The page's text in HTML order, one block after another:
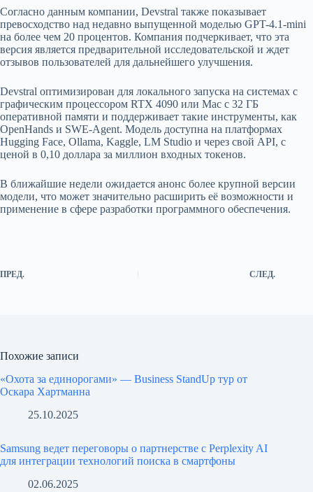
Согласно данным компании, Devstral также показывает
превосходство над недавно выпущенной моделью GPT-4.1-mini
на более чем 20 процентов. Компания подчеркивает, что эта
версия является предварительной исследовательской и ждет
отзывов пользователей для дальнейшего улучшения.
Devstral оптимизирован для локального запуска на системах с
графическим процессором RTX 4090 или Mac с 32 ГБ
оперативной памяти и поддерживает такие инструменты, как
OpenHands и SWE-Agent. Модель доступна на платформах
Hugging Face, Ollama, Kaggle, LM Studio и через свой API, с
ценой в 0,10 доллара за миллион входных токенов.
В ближайшие недели ожидается анонс более крупной версии
модели, что может значительно расширить её возможности и
применение в сфере разработки программного обеспечения.
ПРЕД. СЛЕД.
Похожие записи
«Охота за единорогами» — Business StandUp тур от
Оскара Хартманна
25.10.2025
Samsung ведет переговоры о партнерстве с Perplexity AI
для интеграции технологий поиска в смартфоны
02.06.2025